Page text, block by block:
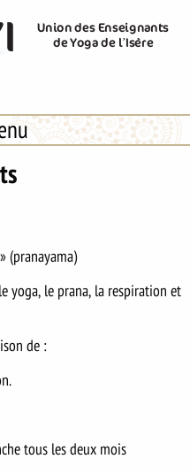
UEYI
Union des Enseignants
de Yoga de l’Isère
(pranayama)
yoga, le prana, la respiration et
de :
tous les deux mois